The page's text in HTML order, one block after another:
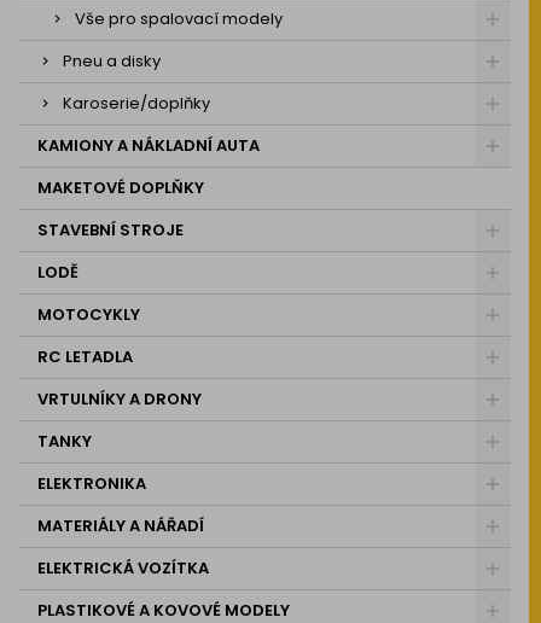
Vše pro spalovací modely
Pneu a disky
Karoserie/doplňky
KAMIONY A NÁKLADNÍ AUTA
MAKETOVÉ DOPLŇKY
STAVEBNÍ STROJE
LODĚ
MOTOCYKLY
RC LETADLA
VRTULNÍKY A DRONY
TANKY
ELEKTRONIKA
MATERIÁLY A NÁŘADÍ
ELEKTRICKÁ VOZÍTKA
PLASTIKOVÉ A KOVOVÉ MODELY